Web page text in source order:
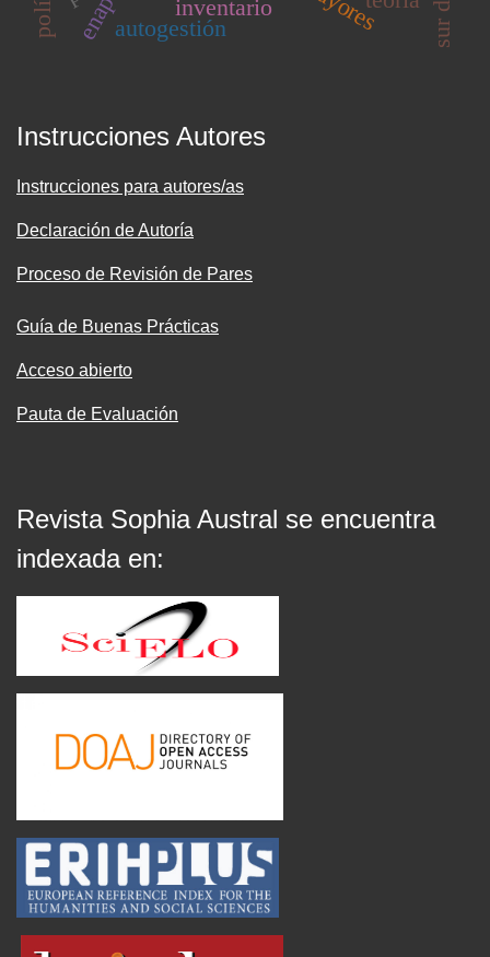
inventario
enapautogestión
Instrucciones Autores
Instrucciones para autores/as
Declaración de Autoría
Proceso de Revisión de Pares
Guía de Buenas Prácticas
Acceso abierto
Pauta de Evaluación
Revista Sophia Austral se encuentra
indexada en: